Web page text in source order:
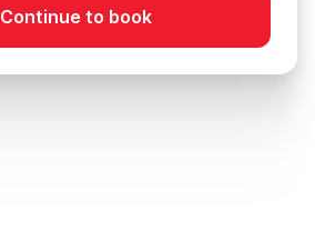
Continue to book